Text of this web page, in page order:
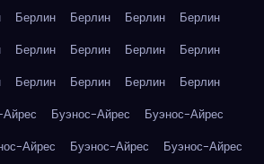
Берлин Берлин Берлин
Берлин
Берлин Берлин Берлин
Берлин
Берлин Берлин Берлин
Берлин
Буэнос-Айрес
Буэнос-Айрес
Айрес Буэнос-Айрес
Буэнос-Айрес